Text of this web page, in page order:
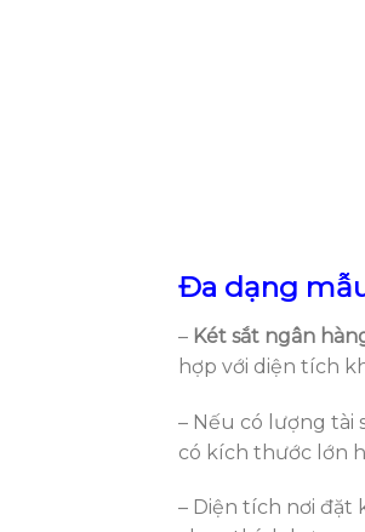
Đa dạng
– Két sắt ngân
hợp với diện tích
– Nếu có lượng tài
có kích thước lớn
– Diện tích nơi đặt